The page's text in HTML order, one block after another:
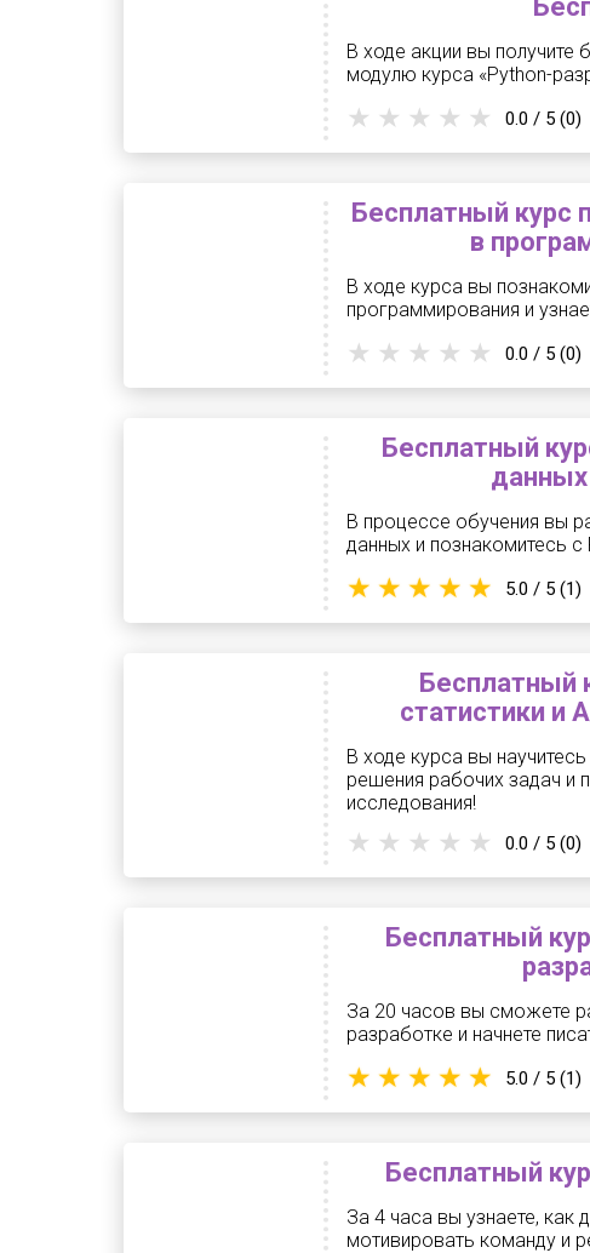
В ходе акции вы получите
модулю курса «Python-
0.0 / 5 (0)
Бесплатный курс
в
В ходе курса вы
программирования и
0.0 / 5 (0)
Бесплатный
данных
В процессе обучения вы
данных и познакомитесь с
5.0 / 5 (1)
Бесплатный
статистики и
В ходе курса вы
решения рабочих задач и
исследования!
0.0 / 5 (0)
Бесплатный
За 20 часов вы сможете
разработке и начнете
5.0 / 5 (1)
Бесплатный
За 4 часа вы узнаете, как
мотивировать команду и